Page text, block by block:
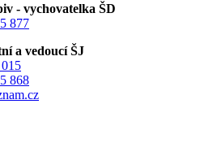
- vychovatelka ŠD
877
a vedoucí ŠJ
868